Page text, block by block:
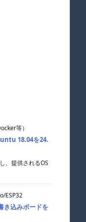
等）
18.04を24.
、提供されるOS
ESP32
き込みボードを